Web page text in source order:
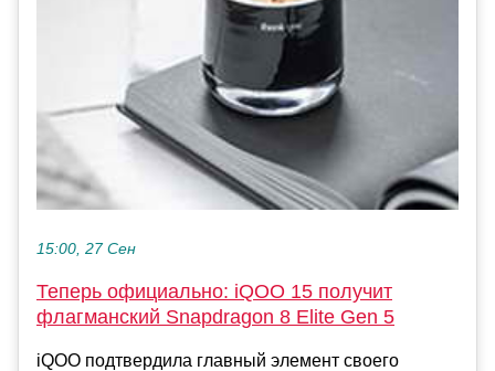
15:00, 27 Сен
Теперь официально: iQOO 15 получит
флагманский Snapdragon 8 Elite Gen 5
iQOO подтвердила главный элемент своего